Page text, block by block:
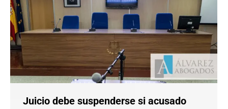
Juicio debe suspenderse si acusado